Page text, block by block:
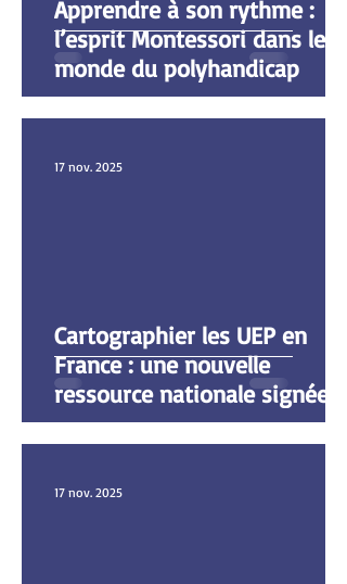
Apprendre à son rythme :
l’esprit Montessori dans le
monde du polyhandicap
Cartographier les UEP en
France : une nouvelle
ressource nationale signée
CR ScoPoly
17 nov. 2025
17 nov. 2025